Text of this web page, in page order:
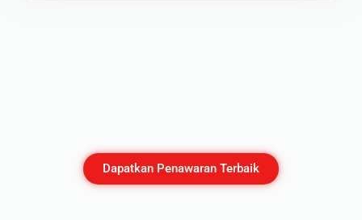
Dapatkan Penawaran Terbaik